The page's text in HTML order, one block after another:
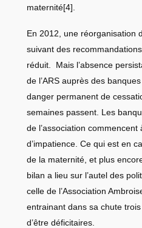
maternité[4]
En 2012, une réorganisation
suivant des
réduit. Mais l’absence
de l’ARS auprès des
danger permanent de
semaines passent. Les
de l’association
d’impatience. Ce qui est en
de la maternité, et plus
bilan a lieu sur l’autel des
celle de l’Association
entrainant dans sa chute
d’être déficitaires.